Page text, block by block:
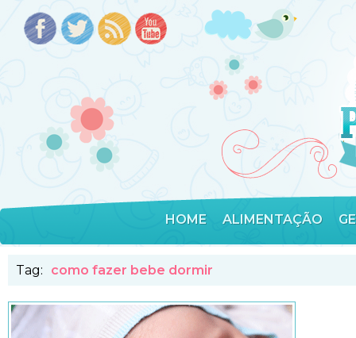
HOME ALIMENTAÇÃO
Tag: como fazer bebe dormir